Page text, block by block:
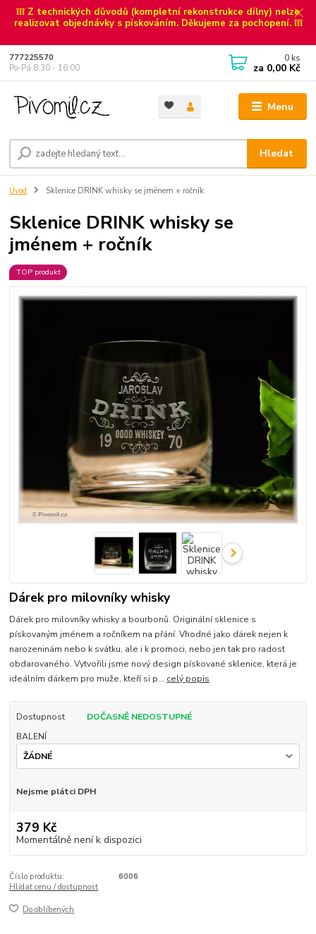
❕❕❕ Z technických důvodů (kompletní rekonstrukce dílny) nelze
realizovat objednávky s pískováním. Děkujeme za pochopení. ❕❕❕
Menu
Hledat
777225570
Po-Pá 8:30 - 16:00
0 ks
za 0,00 Kč
Úvod Sklenice DRINK whisky se jménem + ročník
Sklenice DRINK whisky se
jménem + ročník
TOP produkt
Dárek pro milovníky whisky
Dárek pro milovníky whisky a bourbonů. Originální sklenice s
pískovaným jménem a ročníkem na přání. Vhodné jako dárek nejen k
narozeninám nebo k svátku, ale i k promoci, nebo jen tak pro radost
obdarovaného. Vytvořili jsme nový design pískované sklenice, která je
ideálním dárkem pro muže, kteří si p... celý popis
Dostupnost
DOČASNĚ NEDOSTUPNÉ
BALENÍ
Nejsme plátci DPH
379 Kč
Momentálně není k dispozici
Číslo produktu:
6006
Hlídat cenu / dostupnost
Do oblíbených